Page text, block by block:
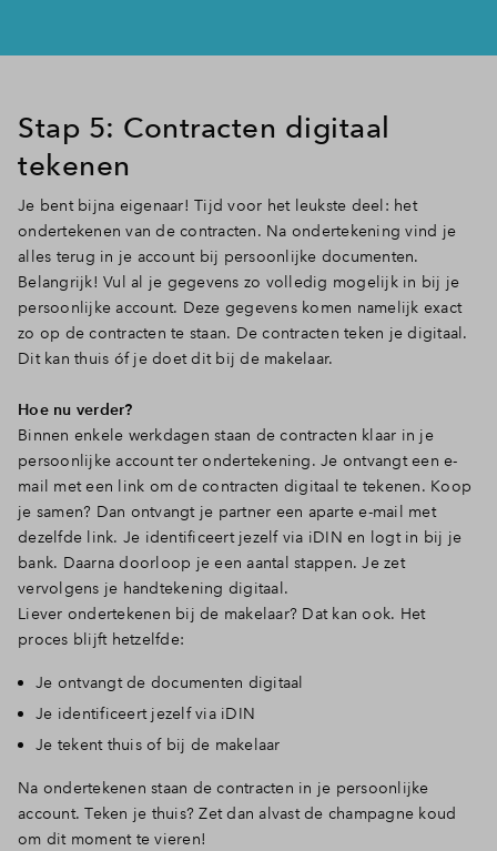
Stap 5: Contracten digitaal
tekenen
Je bent bijna eigenaar! Tijd voor het leukste deel: het
ondertekenen van de contracten. Na ondertekening vind je
alles terug in je account bij persoonlijke documenten.
Belangrijk! Vul al je gegevens zo volledig mogelijk in bij je
persoonlijke account. Deze gegevens komen namelijk exact
zo op de contracten te staan. De contracten teken je digitaal.
Dit kan thuis óf je doet dit bij de makelaar.
Hoe nu verder?
Binnen enkele werkdagen staan de contracten klaar in je
persoonlijke account ter ondertekening. Je ontvangt een e-
mail met een link om de contracten digitaal te tekenen. Koop
je samen? Dan ontvangt je partner een aparte e-mail met
dezelfde link. Je identificeert jezelf via iDIN en logt in bij je
bank. Daarna doorloop je een aantal stappen. Je zet
vervolgens je handtekening digitaal.
Liever ondertekenen bij de makelaar? Dat kan ook. Het
proces blijft hetzelfde:
Je ontvangt de documenten digitaal
Je identificeert jezelf via iDIN
Je tekent thuis of bij de makelaar
Na ondertekenen staan de contracten in je persoonlijke
account. Teken je thuis? Zet dan alvast de champagne koud
om dit moment te vieren!